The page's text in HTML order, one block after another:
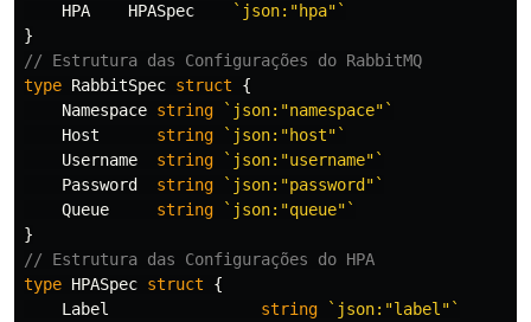
HPA
HPASpec
`json:"hpa"`
}
// Estrutura das Configurações do RabbitMQ
type RabbitSpec struct
{
Namespace string
`json:"namespace"`
Host
string
`json:"host"`
Username
string
`json:"username"`
Password
string
`json:"password"`
Queue
string
`json:"queue"`
}
// Estrutura das Configurações do HPA
type HPASpec struct
{
Label
string
`json:"label"`